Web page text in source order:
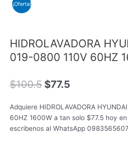
¡Oferta!
HIDROLAVADORA
019-0800 110V 60HZ
$100.5 El
original
era:
$100.5.
$77.5
actual
es:
$77.5.
Adquiere HIDROLAVADORA
60HZ 1600W a tan solo $77.5 hoy
escribenos al WhatsApp